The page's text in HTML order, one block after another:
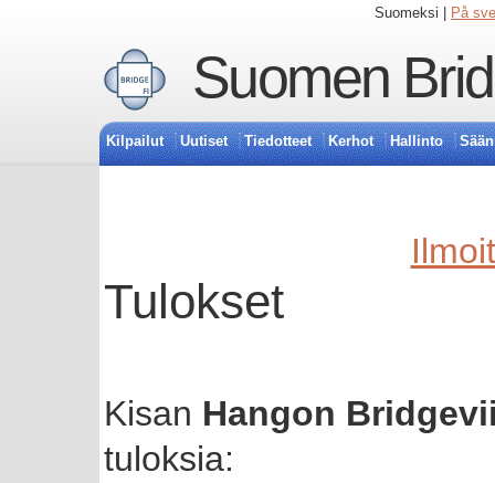
Suomeksi | På
Suomen
Kilpailut Uutiset Tiedotteet Kerhot Hallinto
Tulokset
Kisan Hangon
tuloksia: